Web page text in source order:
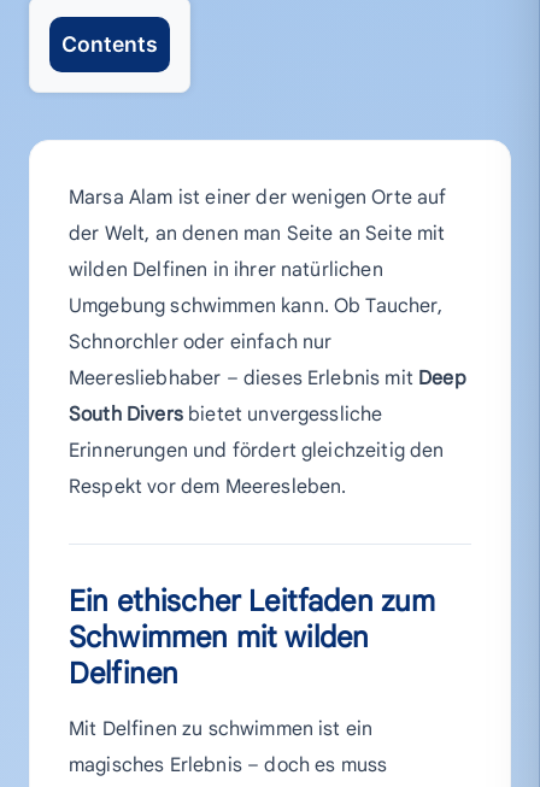
Contents
Marsa Alam ist einer der wenigen Orte auf
der Welt, an denen man Seite an Seite mit
wilden Delfinen in ihrer natürlichen
Umgebung schwimmen kann. Ob Taucher,
Schnorchler oder einfach nur
Meeresliebhaber – dieses Erlebnis mit Deep
South Diversbietet unvergessliche
Erinnerungen und fördert gleichzeitig den
Respekt vor dem Meeresleben.
Ein ethischer Leitfaden zum
Schwimmen mit wilden
Delfinen
Mit Delfinen zu schwimmen ist ein
magisches Erlebnis – doch es muss